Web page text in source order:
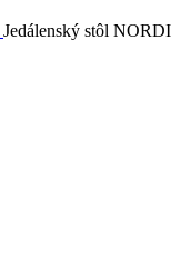
Jedálenský stôl NORDI